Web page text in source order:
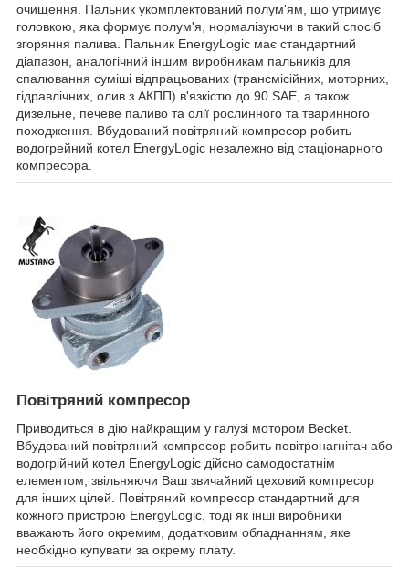
очищення. Пальник укомплектований полум'ям, що утримує
головкою, яка формує полум'я, нормалізуючи в такий спосіб
згоряння палива. Пальник EnergyLogic має стандартний
діапазон, аналогічний іншим виробникам пальників для
спалювання суміші відпрацьованих (трансмісійних, моторних,
гідравлічних, олив з АКПП) в'язкістю до 90 SAE, а також
дизельне, печеве паливо та олії рослинного та тваринного
походження. Вбудований повітряний компресор робить
водогрейний котел EnergyLogic незалежно від стаціонарного
компресора.
Повітряний компресор
Приводиться в дію найкращим у галузі мотором Becket.
Вбудований повітряний компресор робить повітронагнітач або
водогрійний котел EnergyLogic дійсно самодостатнім
елементом, звільняючи Ваш звичайний цеховий компресор
для інших цілей. Повітряний компресор стандартний для
кожного пристрою EnergyLogic, тоді як інші виробники
вважають його окремим, додатковим обладнанням, яке
необхідно купувати за окрему плату.